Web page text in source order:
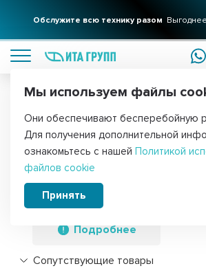
Обслужите всю технику разом
Главная Запчасти для водонагревателей
ТЭН 1,2кВт (1200Вт) RCF
водонагревателя
под анод М6, 184279i
Подробнее
Сопутствующие товары
Мы используем файлы
Они обеспечивают бесперебойную
Для получения дополнительной
ознакомьтесь с нашей Политикой
файлов cookie
Принять